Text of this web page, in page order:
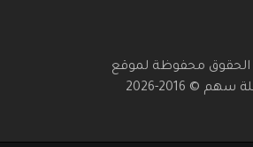
محفوظة لموقع
© 2016-2026